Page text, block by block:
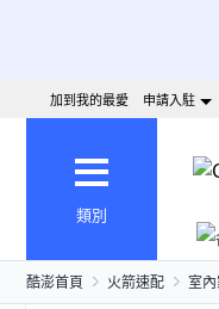
加到我的最愛 申請入駐
類別
酷澎首頁 火箭速配 室